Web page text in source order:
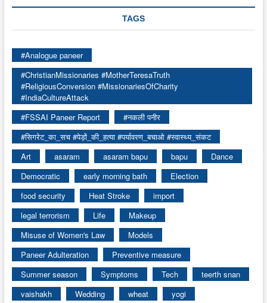
TAGS
#Analogue paneer
#ChristianMissionaries #MotherTeresaTruth
#ReligiousConversion #MissionariesOfCharity
#IndiaCultureAttack
#FSSAI Paneer Report
#नकली पनीर
#सिगरेट_का_सच #पेड़ों_की_हत्या #पर्यावरण_बचाओ #स्वास्थ्य_संकट
Art
asaram asaram bapu bapu
Dance
Democratic
early morning bath
Election
food security
Heat Stroke
import
legal terrorism
Life
Makeup
Misuse of Women's Law
Models
Paneer Adulteration
Preventive measure
Summer season
Symptoms Tech
teerth snan
vaishakh
Wedding wheat
yogi